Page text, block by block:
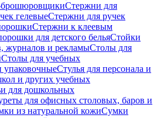
Стержни для
гелевыеСтержни для ручек
Стержни к клеевым
для детского бельяСтойки
журналов и рекламыСтолы для
Столы для учебных
упаковочныеСтулья для персонала и
и других учебных
для дошкольных
для офисных столовых, баров и
из натуральной кожиСумки